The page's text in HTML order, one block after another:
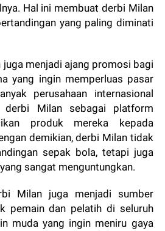
Hal ini membuat derbi Milan
yang paling diminati
juga menjadi ajang promosi bagi
yang ingin memperluas pasar
perusahaan internasional
derbi Milan sebagai platform
produk mereka kepada
demikian, derbi Milan tidak
sepak bola, tetapi juga
sangat menguntungkan.
Milan juga menjadi sumber
pemain dan pelatih di seluruh
muda yang ingin meniru gaya